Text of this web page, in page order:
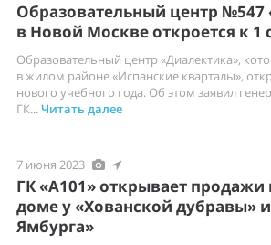
Образовательный центр №547
в Новой Москве откроется к 1
Образовательный центр «Диалектика»,
в жилом районе «Испанские кварталы»,
нового учебного года. Об этом заявил
ГК...Читать далее
7 июня 2023
ГК «А101» открывает продажи
доме у «Хованской дубравы»
Ямбурга»